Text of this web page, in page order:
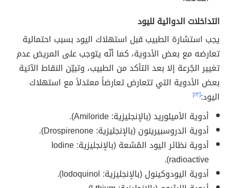
التداخلات الدوائية لليود
يجب استشارة الطبيب قبل استهلاك اليود بسبب احتمالية
تعارضه مع بعض الأدوية، كما أنّه يتوجب على المريض عدم
تغيير الجُرعة إلا بعد التأكد من الطبيب، وتبيّن النقاط الآتية
بعض الأدوية التي تتعارض تعارضاً معتدلاً مع استهلاك
اليود:[١٣]
أدوية الأميلوريد (بالإنجليزية: Amiloride).
أدوية الدروسبيرينون (بالإنجليزية: Drospirenone).
أدوية نظائر اليود المُشعة (بالإنجليزية: Iodine
radioactive).
أدوية اليودوكينول (بالإنجليزية: Iodoquinol).